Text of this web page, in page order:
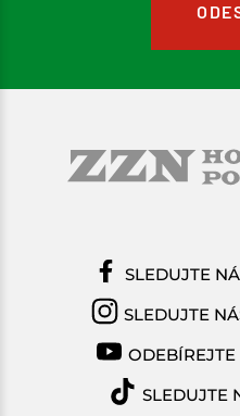
SLEDUJTE
SLEDUJTE
SLEDUJTE